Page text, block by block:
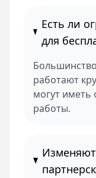
Есть ли
для
работают
могут иметь
работы.